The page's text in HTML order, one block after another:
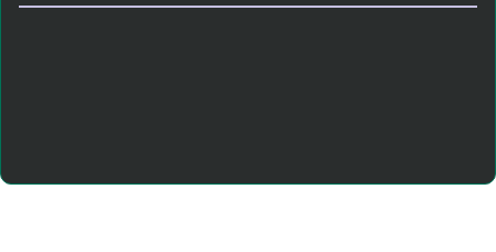
Міжкімнатні двері нестандартних розмірів